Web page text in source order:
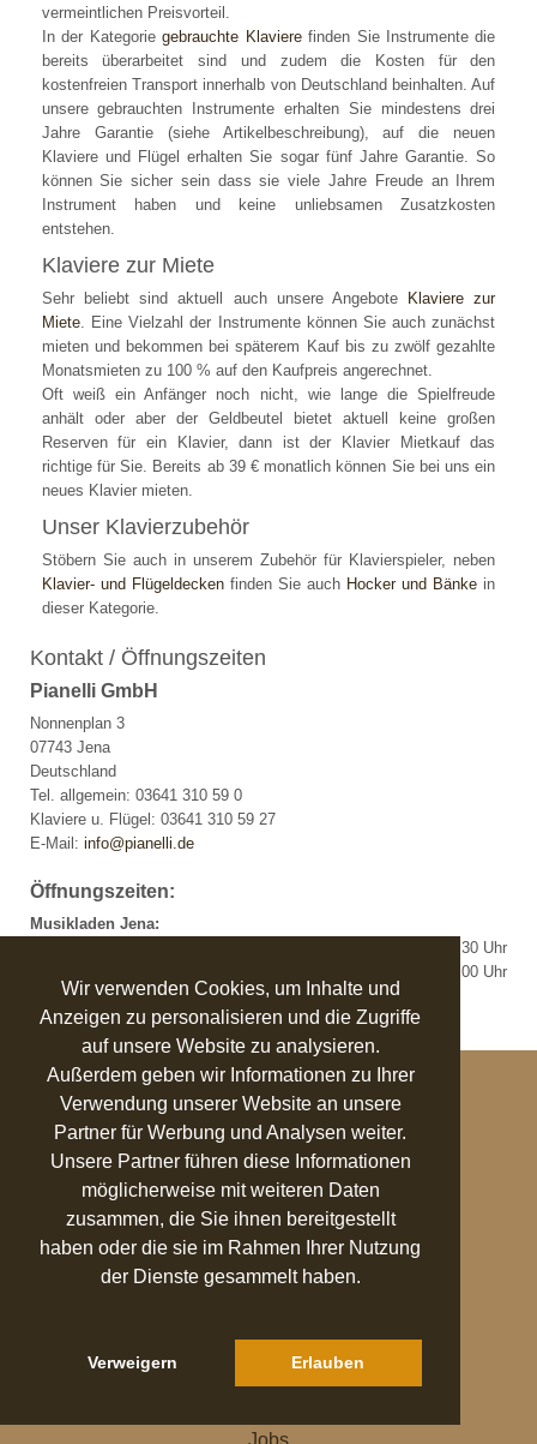
Wir verwenden Cookies, um Inhalte und
Anzeigen zu personalisieren und die Zugriffe
auf unsere Website zu analysieren.
Außerdem geben wir Informationen zu Ihrer
Verwendung unserer Website an unsere
Partner für Werbung und Analysen weiter.
Unsere Partner führen diese Informationen
möglicherweise mit weiteren Daten
zusammen, die Sie ihnen bereitgestellt
haben oder die sie im Rahmen Ihrer Nutzung
der Dienste gesammelt haben.
Verweigern Erlauben
vermeintlichen Preisvorteil.
In der Kategoriegebrauchte Klavierefinden Sie Instrumente die
bereits überarbeitet sind und zudem die Kosten für den
kostenfreien Transport innerhalb von Deutschland beinhalten. Auf
unsere gebrauchten Instrumente erhalten Sie mindestens drei
Jahre Garantie (siehe Artikelbeschreibung), auf die neuen
Klaviere und Flügel erhalten Sie sogar fünf Jahre Garantie. So
können Sie sicher sein dass sie viele Jahre Freude an Ihrem
Instrument haben und keine unliebsamen Zusatzkosten
entstehen.
Klaviere zur Miete
Sehr beliebt sind aktuell auch unsere Angebote
Klaviere zur
Miete. Eine Vielzahl der Instrumente können Sie auch zunächst
mieten und bekommen bei späterem Kauf bis zu zwölf gezahlte
Monatsmieten zu 100 % auf den Kaufpreis angerechnet.
Oft weiß ein Anfänger noch nicht, wie lange die Spielfreude
anhält oder aber der Geldbeutel bietet aktuell keine großen
Reserven für ein Klavier, dann ist der Klavier Mietkauf das
richtige für Sie. Bereits ab 39 € monatlich können Sie bei uns ein
neues Klavier mieten.
Unser Klavierzubehör
Stöbern Sie auch in unserem Zubehör für Klavierspieler, neben
Klavier- und Flügeldeckenfinden Sie auch Hocker und Bänke in
dieser Kategorie.
Kontakt / Öffnungszeiten
Pianelli GmbH
Nonnenplan 3
07743 Jena
Deutschland
Tel. allgemein: 03641 310 59 0
Klaviere u. Flügel: 03641 310 59 27
E-Mail: info@pianelli.de
Öffnungszeiten:
Musikladen Jena:
10:00 bis 18:30 Uhr
10:00 bis 14:00 Uhr
-->
KONTAKT
Pianelli GmbH
Nonnenplan 3
07743 Jena
Telefon
+49 3641 310 590
Mail
info@pianelli.de
UNTERNEHMEN
Ratgeber